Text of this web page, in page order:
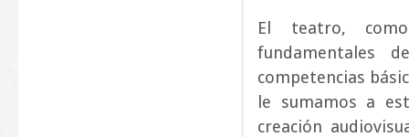
El teatro,
fundamentales
competencias
le sumamos a
creación